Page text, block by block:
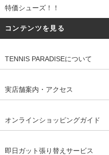
特価シューズ！！
コンテンツを見る
TENNIS PARADISEについて
実店舗案内・アクセス
オンラインショッピングガイド
即日ガット張り替えサービス